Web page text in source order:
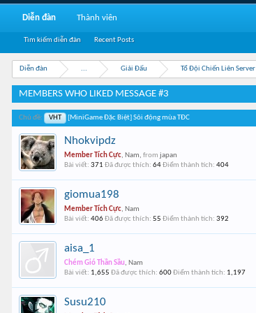
Diễn đàn ... Giải Đấu Tổ Đội Chiến Liên Server
MEMBERS WHO LIKED MESSAGE #3
Chủ đề: VHT [MiniGame Đặc Biệt] Sôi động mùa TĐC
Nhokvipdz
Member Tích Cực, Nam, from japan
Bài viết: 371 Đã được thích: 64Điểm thành tích: 404
giomua198
Member Tích Cực, Nam
Bài viết: 406Đã được thích: 55 Điểm thành tích: 392
aisa_1
Chém Gió Thần Sầu, Nam
Bài viết: 1,655 Đã được thích: 600Điểm thành tích: 1,197
Susu210
Diễn đàn
Tìm kiếm diễn đàn Recent Posts
Thành viên